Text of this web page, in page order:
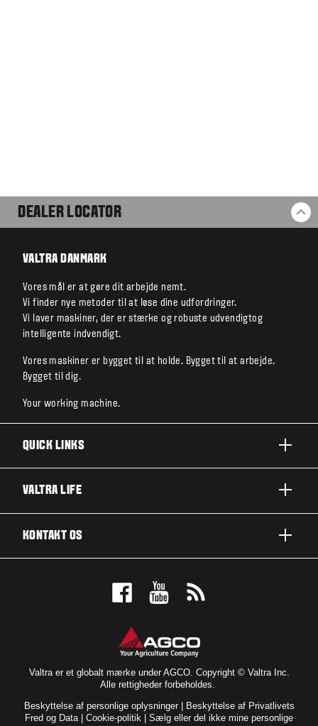
DEALER LOCATOR
VALTRA DANMARK
Vores mål er at gøre dit arbejde nemt.
Vi finder nye metoder til at løse dine udfordringer.
Vi laver maskiner, der er stærke og robuste udvendigtog
intelligente indvendigt.
Vores maskiner er bygget til at holde. Bygget til at arbejde.
Bygget til dig.
Your working machine.
QUICK LINKS
TEKNOLOGILØSNINGER
VALTRA LIFE
KONTAKT OS
Valtra er et globalt mærke under AGCO. Copyright © Valtra Inc.
Alle rettigheder forbeholdes.
Beskyttelse af personlige oplysninger| Beskyttelse af Privatlivets
Fred og Data | Cookie-politik | Sælg eller del ikke mine personlige